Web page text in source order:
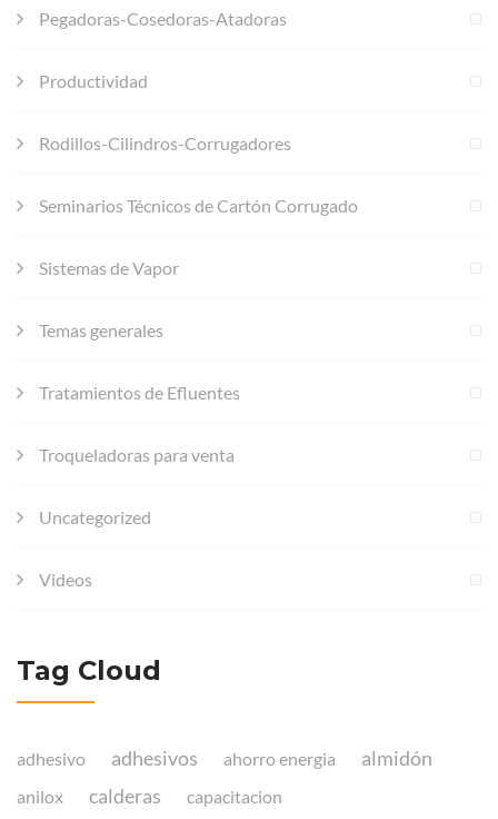
Pegadoras-Cosedoras-Atadoras
Productividad
Rodillos-Cilindros-Corrugadores
Seminarios Técnicos de Cartón Corrugado
Sistemas de Vapor
Temas generales
Tratamientos de Efluentes
Troqueladoras para venta
Uncategorized
Videos
Tag Cloud
adhesivo adhesivos ahorro energia almidón
anilox calderas capacitacion